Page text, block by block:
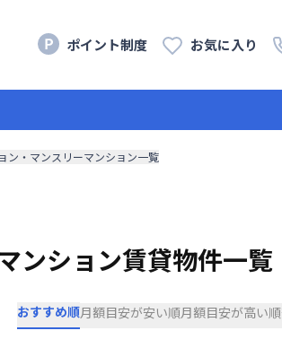
ポイント制度 お気に入り
ン・マンスリーマンション一覧
ンション賃貸物件一覧
おすすめ順月額目安が安い順月額目安が高い順